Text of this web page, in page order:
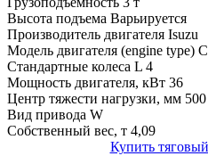
Высота подъема Варьируется
Производитель двигателя Isuzu
Модель двигателя (engine type)
Стандартные колеса L 4
Мощность двигателя, кВт 36
Центр тяжести нагрузки, мм 500
Вид привода W
Собственный вес, т 4,09
Купить